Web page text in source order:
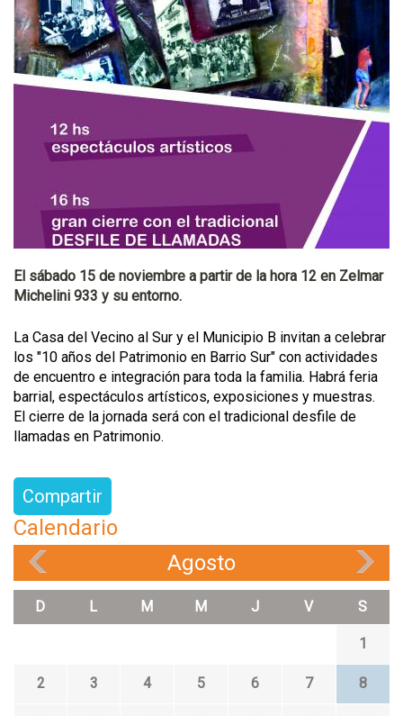
El sábado 15 de noviembre a partir de la hora 12 en Zelmar
Michelini 933 y su entorno.
La Casa del Vecino al Sur y el Municipio B invitan a celebrar
los "10 años del Patrimonio en Barrio Sur" con actividades
de encuentro e integración para toda la familia. Habrá feria
barrial, espectáculos artísticos, exposiciones y muestras.
El cierre de la jornada será con el tradicional desfile de
llamadas en Patrimonio.
Compartir
Calendario
Agosto
D L M M J V S
1
2 3 4 5 6 7 8